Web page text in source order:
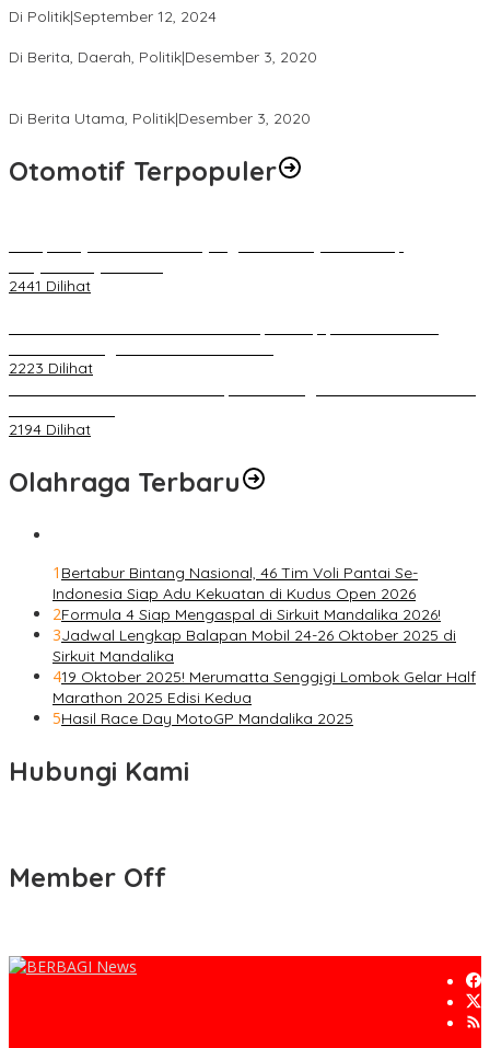
Di Politik|September 12, 2024
Di Berita, Daerah, Politik|Desember 3, 2020
Di Berita Utama, Politik|Desember 3, 2020
Otomotif Terpopuler
2441 Dilihat
2223 Dilihat
2194 Dilihat
Olahraga Terbaru
1 Bertabur Bintang Nasional, 46 Tim Voli Pantai Se-
Indonesia Siap Adu Kekuatan di Kudus Open 2026
2Formula 4 Siap Mengaspal di Sirkuit Mandalika 2026!
3Jadwal Lengkap Balapan Mobil 24-26 Oktober 2025 di
Sirkuit Mandalika
419 Oktober 2025! Merumatta Senggigi Lombok Gelar Half
Marathon 2025 Edisi Kedua
5Hasil Race Day MotoGP Mandalika 2025
Hubungi Kami
Member Off